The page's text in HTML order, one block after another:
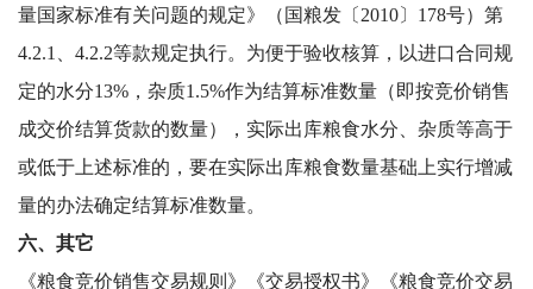
量国家标准有关问题的规定》（国粮发〔2010〕178号）第
4.2.1、4.2.2等款规定执行。为便于验收核算，以进口合同规
定的水分13%，杂质1.5%作为结算标准数量（即按竞价销售
成交价结算货款的数量），实际出库粮食水分、杂质等高于
或低于上述标准的，要在实际出库粮食数量基础上实行增减
量的办法确定结算标准数量。
六、 其它
《粮食竞价销售交易规则》《交易授权书》《粮食竞价交易